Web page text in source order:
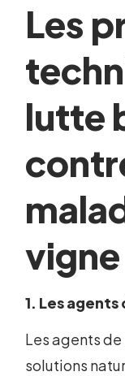
Les
lutte
vigne
1. Les
Les agents
solutions